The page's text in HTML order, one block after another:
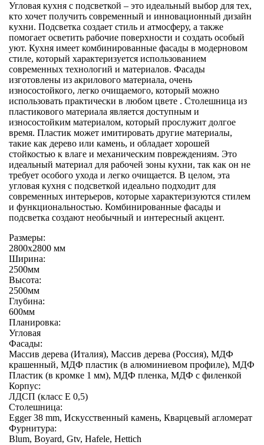
Угловая кухня с подсветкой – это идеальный выбор для тех,
кто хочет получить современный и инновационный дизайн
кухни. Подсветка создает стиль и атмосферу, а также
помогает осветить рабочие поверхности и создать особый
уют. Кухня имеет комбинированные фасады в модерновом
стиле, который характеризуется использованием
современных технологий и материалов. Фасады
изготовлены из акрилового материала, очень
износостойкого, легко очищаемого, который можно
использовать практически в любом цвете . Столешница из
пластикового материала является доступным и
износостойким материалом, который прослужит долгое
время. Пластик может имитировать другие материалы,
такие как дерево или камень, и обладает хорошей
стойкостью к влаге и механическим повреждениям. Это
идеальный материал для рабочей зоны кухни, так как он не
требует особого ухода и легко очищается. В целом, эта
угловая кухня с подсветкой идеально подходит для
современных интерьеров, которые характеризуются стилем
и функциональностью. Комбинированные фасады и
подсветка создают необычный и интересный акцент.
Размеры:
2800х2800 мм
Ширина:
2500мм
Высота:
2500мм
Глубина:
600мм
Планировка:
Угловая
Фасады:
Массив дерева (Италия), Массив дерева (Россия), МДФ
крашенный, МДФ пластик (в алюминиевом профиле), МДФ
Пластик (в кромке 1 мм), МДФ пленка, МДФ с филенкой
Корпус:
ЛДСП (класс E 0,5)
Столешница:
Egger 38 mm, Искусственный камень, Кварцевый агломерат
Фурнитура:
Blum, Boyard, Gtv, Hafele, Hettich